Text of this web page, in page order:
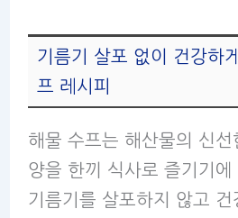
기름기 살포 없이 건강하
프 레시피
해물 수프는 해산물의 신
양을 한끼 식사로 즐기기에
기름기를 살포하지 않고 건